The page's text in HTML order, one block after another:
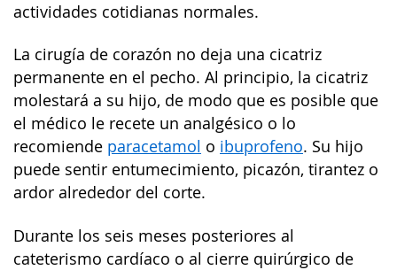
actividades cotidianas normales.
La cirugía de corazón no deja una cicatriz
permanente en el pecho. Al principio, la cicatriz
molestará a su hijo, de modo que es posible que
el médico le recete un analgésico o lo
recomiende paracetamol o ibuprofeno. Su hijo
puede sentir entumecimiento, picazón, tirantez o
ardor alrededor del corte.
Durante los seis meses posteriores al
cateterismo cardíaco o al cierre quirúrgico de